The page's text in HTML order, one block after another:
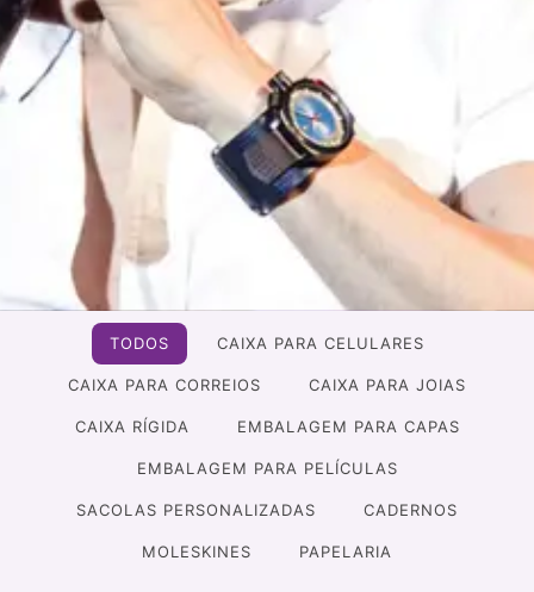
TODOS CAIXA PARA CELULARES
CAIXA PARA CORREIOS CAIXA PARA JOIAS
CAIXA RÍGIDA EMBALAGEM PARA CAPAS
EMBALAGEM PARA PELÍCULAS
SACOLAS PERSONALIZADAS CADERNOS
MOLESKINES PAPELARIA